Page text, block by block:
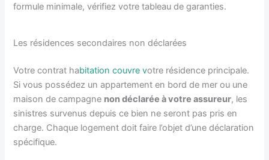
formule minimale, vérifiez votre tableau de garanties.
Les résidences secondaires non déclarées
Votre contrat habitation couvre votre résidence principale.
Si vous possédez un appartement en bord de mer ou une
maison de campagne non déclarée à votre assureur, les
sinistres survenus depuis ce bien ne seront pas pris en
charge. Chaque logement doit faire l’objet d’une déclaration
spécifique.